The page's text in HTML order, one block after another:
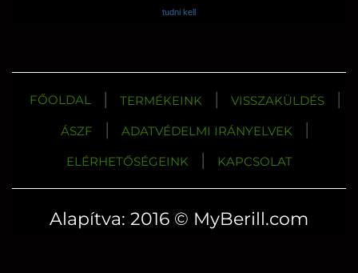
tudni kell
FŐOLDAL | TERMÉKEINK | VISSZAKÜLDÉS |
ÁSZF | ADATVÉDELMI IRÁNYELVEK |
ELÉRHETŐSÉGEINK | KAPCSOLAT
Alapítva: 2016 © MyBerill.com